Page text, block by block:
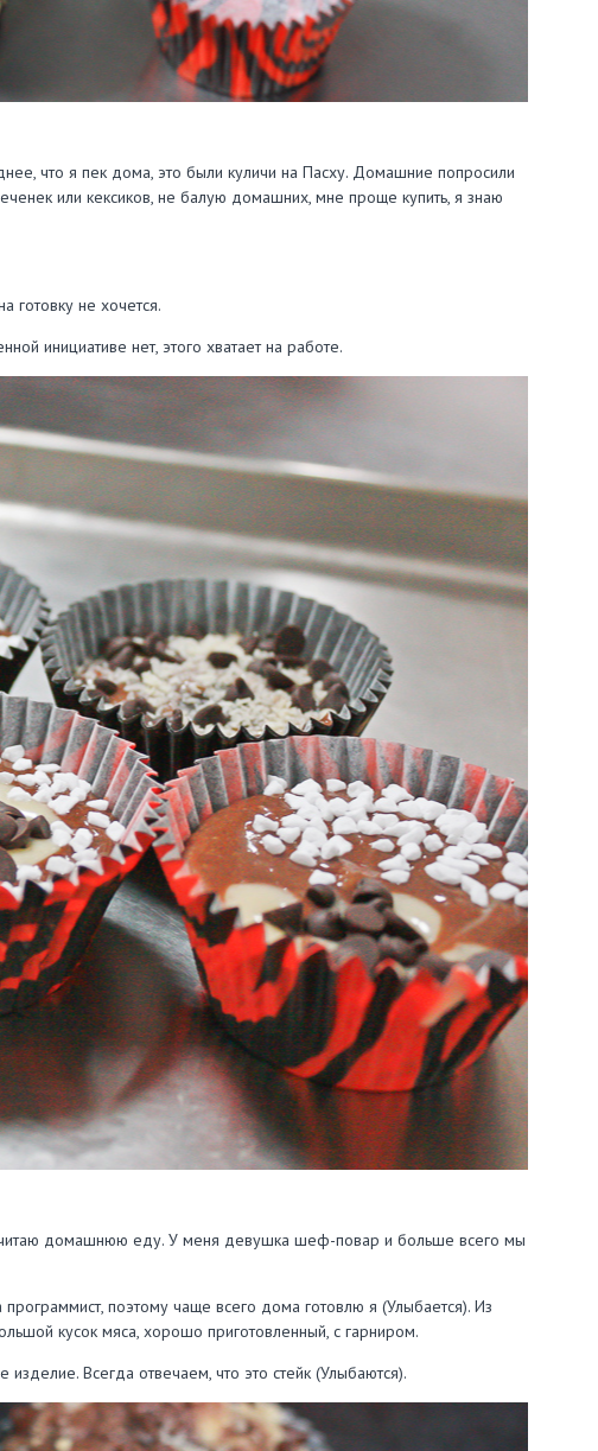
что я пек дома, это были куличи на Пасху. Домашние попросили
или кексиков, не балую домашних, мне проще купить, я знаю
готовку не хочется.
инициативе нет, этого хватает на работе.
домашнюю еду. У меня девушка шеф-повар и больше всего мы
поэтому чаще всего дома готовлю я (Улыбается). Из
кусок мяса, хорошо приготовленный, с гарниром.
Всегда отвечаем, что это стейк (Улыбаются).